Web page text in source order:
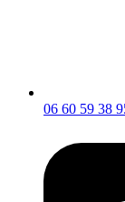
06 60 59 38